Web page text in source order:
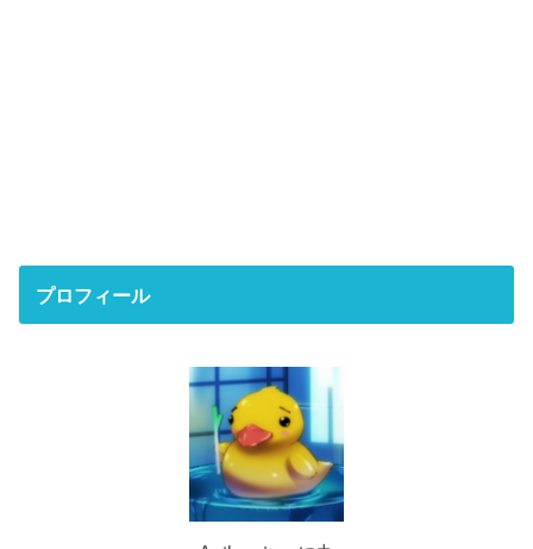
プロフィール